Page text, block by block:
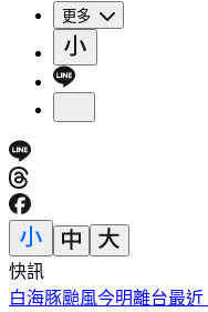
更多
快訊
買手搖飲「發票中1000